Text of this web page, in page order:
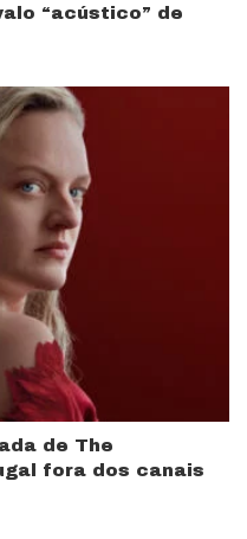
“acústico” de
de The
fora dos canais